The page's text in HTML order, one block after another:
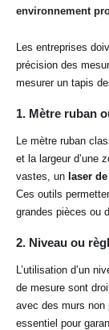
environnement
Les entreprises
précision des
mesurer un tapis
1. Mètre ruban
Le mètre ruban
et la largeur d’une
vastes, un laser
Ces outils
grandes pièces ou
2. Niveau ou
L’utilisation d’un
de mesure sont
avec des murs non
essentiel pour